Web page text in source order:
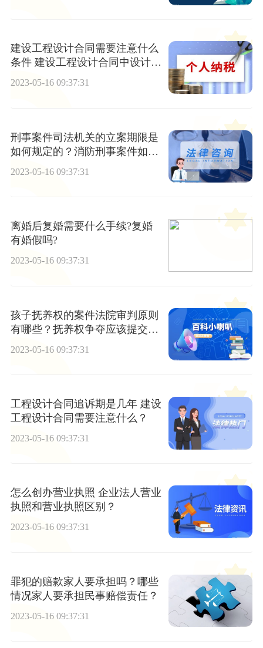
建设工程设计合同需要注意什么
条件 建设工程设计合同中设计人
的违约责任有哪些？
2023-05-16 09:37:31
刑事案件司法机关的立案期限是
如何规定的？消防刑事案件如何
2023-05-16 09:37:31
离婚后复婚需要什么手续?复婚
有婚假吗?
2023-05-16 09:37:31
孩子抚养权的案件法院审判原则
有哪些？抚养权争夺应该提交哪
2023-05-16 09:37:31
工程设计合同追诉期是几年 建设
工程设计合同需要注意什么？
2023-05-16 09:37:31
怎么创办营业执照 企业法人营业
执照和营业执照区别？
2023-05-16 09:37:31
罪犯的赔款家人要承担吗？哪些
情况家人要承担民事赔偿责任？
2023-05-16 09:37:31